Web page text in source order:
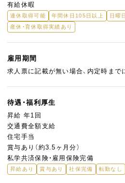
有給休暇
連休取得可能 年間休日105日以上
日曜
産休・育休取得実績あり
雇用期間
求人票に記載が無い場合、内定時まで
待遇・福利厚生
昇給 年1回
交通費全額支給
住宅手当
賞与あり（約3.5ヶ月分）
私学共済保険・雇用保険完備
昇給あり 賞与あり 社保完備 転勤なし